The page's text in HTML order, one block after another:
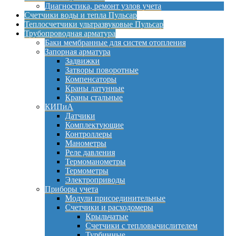
Диагностика, ремонт узлов учета
Счетчики воды и тепла Пульсар
Теплосчетчики ультразвуковые Пульсар
Трубопроводная арматура
Баки мембранные для систем отопления
Запорная арматура
Задвижки
Затворы поворотные
Компенсаторы
Краны латунные
Краны стальные
КИПиА
Датчики
Комплектующие
Контроллеры
Манометры
Реле давления
Термоманометры
Термометры
Электроприводы
Приборы учета
Модули присоединительные
Счетчики и расходомеры
Крыльчатые
Счетчики с тепловычислителем